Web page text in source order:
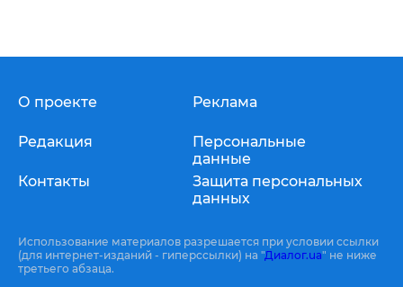
О проекте
Редакция
Контакты
Реклама
Персональные
данные
Защита персональных
данных
Использование материалов разрешается при условии ссылки
(для интернет-изданий - гиперссылки) на "Диалог.ua" не ниже
третьего абзаца.